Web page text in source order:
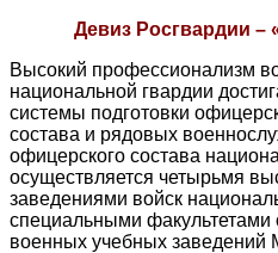
Девиз Росгвардии –
Высокий профессионализм
национальной гвардии
системы подготовки
состава и рядовых
офицерского состава
осуществляется четырьмя
заведениями войск
специальными
военных учебных